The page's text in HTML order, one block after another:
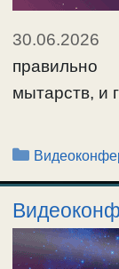
30.06.2026
мытарств, и
Рубрики